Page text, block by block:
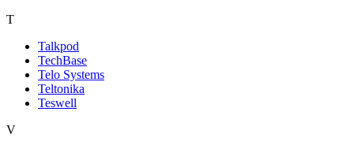
T
Talkpod
TechBase
Telo Systems
Teltonika
Teswell
V